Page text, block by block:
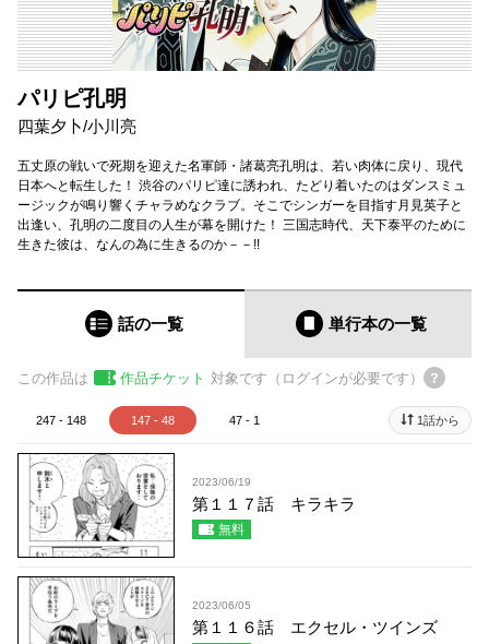
パリピ孔明
四葉夕卜/小川亮
五丈原の戦いで死期を迎えた名軍師・諸葛亮孔明は、若い肉体に戻り、現代
日本へと転生した！ 渋谷のパリピ達に誘われ、たどり着いたのはダンスミュ
ージックが鳴り響くチャラめなクラブ。そこでシンガーを目指す月見英子と
出逢い、孔明の二度目の人生が幕を開けた！ 三国志時代、天下泰平のために
生きた彼は、なんの為に生きるのか－－!!
話の一覧 単行本の一覧
この作品は 作品チケット 対象です（ログインが必要です）
247 - 148 147 - 48 47 - 1 1話から
2023/06/19
第１１７話 キラキラ
無料
2023/06/05
第１１６話 エクセル・ツインズ